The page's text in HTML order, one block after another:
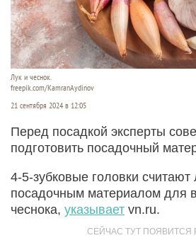
Лук и чеснок.
freepik.com/KamranAydinov
21 сентября 2024 в 12:05
Перед посадкой эксперты
подготовить посадочный
4-5-зубковые головки
посадочным материалом для
чеснока, указывает vn.ru.